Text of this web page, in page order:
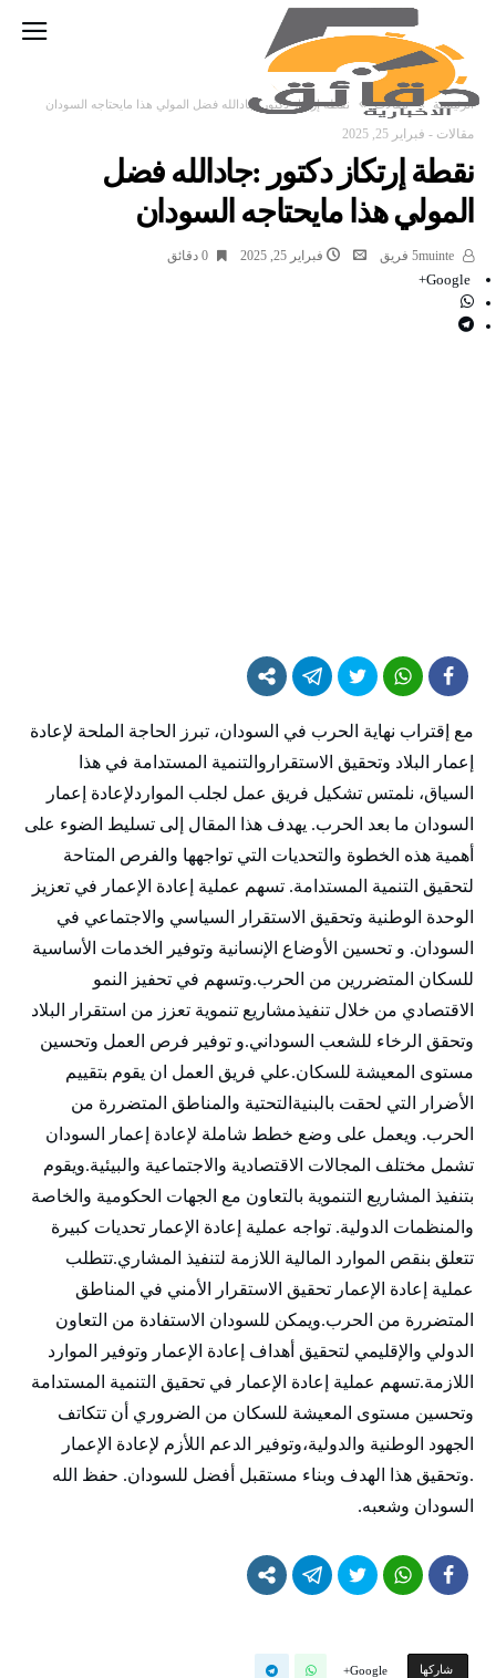
‫الرئيسية‬ مقالات نقطة إرتكاز دكتور :جادالله فضل المولي هذا مايحتاجه السودان
مقالات - فبراير 25, 2025
نقطة إرتكاز دكتور :جادالله فضل
المولي هذا مايحتاجه السودان
فبراير 25, 2025 0 ‫دقائق‬
Google+
مع إقتراب نهاية الحرب في السودان، تبرز الحاجة الملحة لإعادة
إعمار البلاد وتحقيق الاستقراروالتنمية المستدامة في هذا
السياق، نلمتس تشكيل فريق عمل لجلب المواردلإعادة إعمار
السودان ما بعد الحرب. يهدف هذا المقال إلى تسليط الضوء على
أهمية هذه الخطوة والتحديات التي تواجهها والفرص المتاحة
لتحقيق التنمية المستدامة. تسهم عملية إعادة الإعمار في تعزيز
الوحدة الوطنية وتحقيق الاستقرار السياسي والاجتماعي في
السودان. و تحسين الأوضاع الإنسانية وتوفير الخدمات الأساسية
للسكان المتضررين من الحرب.وتسهم في تحفيز النمو
الاقتصادي من خلال تنفيذمشاريع تنموية تعزز من استقرار البلاد
وتحقق الرخاء للشعب السوداني.و توفير فرص العمل وتحسين
مستوى المعيشة للسكان.علي فريق العمل ان يقوم بتقييم
الأضرار التي لحقت بالبنيةالتحتية والمناطق المتضررة من
الحرب. ويعمل على وضع خطط شاملة لإعادة إعمار السودان
تشمل مختلف المجالات الاقتصادية والاجتماعية والبيئية.ويقوم
بتنفيذ المشاريع التنموية بالتعاون مع الجهات الحكومية والخاصة
والمنظمات الدولية. تواجه عملية إعادة الإعمار تحديات كبيرة
تتعلق بنقص الموارد المالية اللازمة لتنفيذ المشاري.تتطلب
عملية إعادة الإعمار تحقيق الاستقرار الأمني في المناطق
المتضررة من الحرب.ويمكن للسودان الاستفادة من التعاون
الدولي والإقليمي لتحقيق أهداف إعادة الإعمار وتوفير الموارد
اللازمة.تسهم عملية إعادة الإعمار في تحقيق التنمية المستدامة
وتحسين مستوى المعيشة للسكان من الضروري أن تتكاتف
الجهود الوطنية والدولية،وتوفير الدعم اللأزم لإعادة الإعمار
.وتحقيق هذا الهدف وبناء مستقبل أفضل للسودان. حفظ الله
السودان وشعبه.
‫‫ شاركها‬ Google+